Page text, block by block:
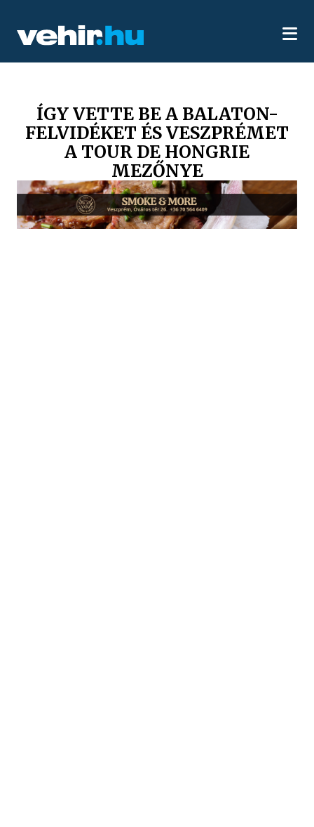
ÍGY VETTE BE A BALATON-
FELVIDÉKET ÉS VESZPRÉMET
A TOUR DE HONGRIE
MEZŐNYE